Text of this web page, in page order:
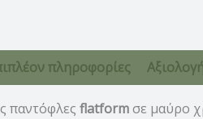
πληροφορίες
παντόφλες flatformσε μαύρο